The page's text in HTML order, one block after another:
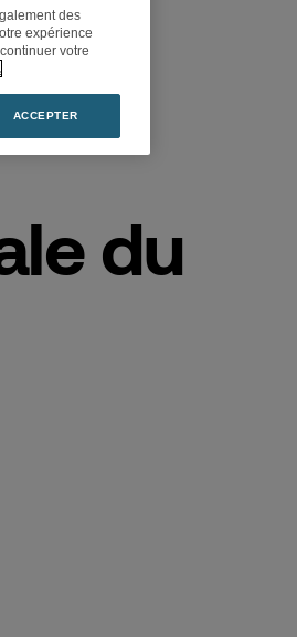
du
des
expérience
votre
ACCEPTER